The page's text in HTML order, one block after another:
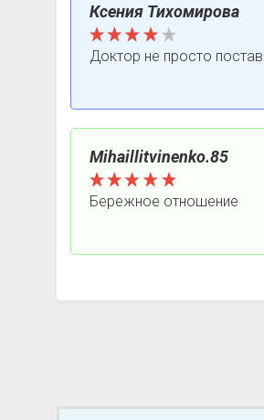
Ксения Тихомирова
Доктор не просто
Mihaillitvinenko.85
Бережное отношение